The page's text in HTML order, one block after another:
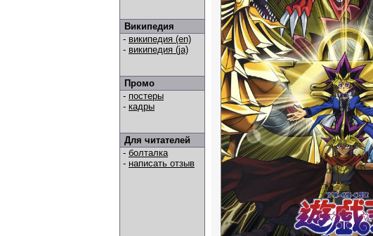
Википедия
- википедия (en)
- википедия (ja)
Промо
- постеры
- кадры
Для читателей
- болталка
- написать отзыв